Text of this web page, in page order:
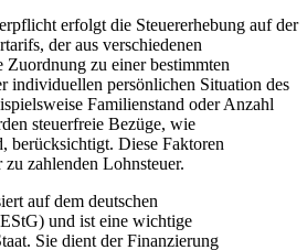
erfolgt die Steuererhebung auf der
der aus verschiedenen
Zuordnung zu einer bestimmten
individuellen persönlichen Situation des
Familienstand oder Anzahl
steuerfreie Bezüge, wie
berücksichtigt. Diese Faktoren
zahlenden Lohnsteuer.
auf dem deutschen
und ist eine wichtige
Sie dient der Finanzierung